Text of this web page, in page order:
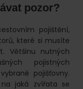
pozor?
pojištění,
které si musíte
Většinu nutných
pojistných
pojišťovny.
jaká zvířata se